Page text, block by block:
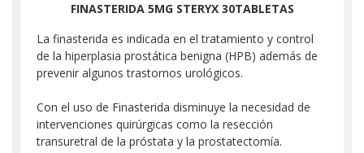
FINASTERIDA 5MG STERYX 30TABLETAS
La finasterida es indicada en el tratamiento y control
de la hiperplasia prostática benigna (HPB) además de
prevenir algunos trastornos urológicos.
Con el uso de Finasterida disminuye la necesidad de
intervenciones quirúrgicas como la resección
transuretral de la próstata y la prostatectomía.